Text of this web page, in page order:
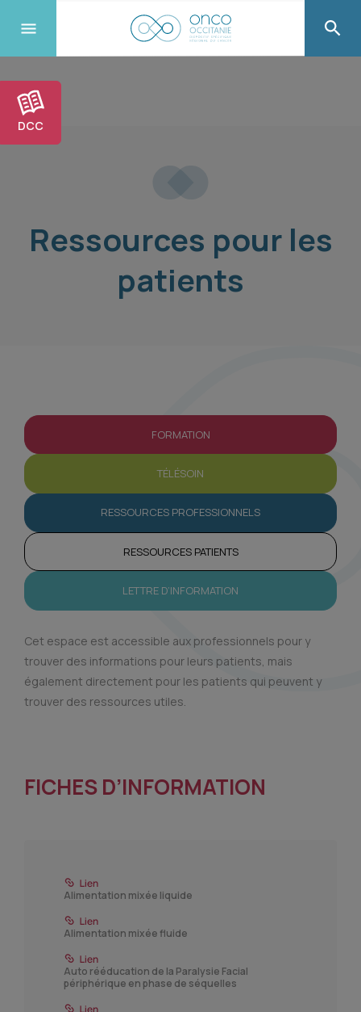
DCC
Ressources pour les
patients
FORMATION
TÉLÉSOIN
RESSOURCES PROFESSIONNELS
RESSOURCES PATIENTS
LETTRE D’INFORMATION
Cet espace est accessible aux professionnels pour y
trouver des informations pour leurs patients, mais
également directement pour les patients qui peuvent y
trouver des ressources utiles.
FICHES D’INFORMATION
Alimentation mixée liquide
Alimentation mixée fluide
Auto rééducation de la Paralysie Facial
périphérique en phase de séquelles